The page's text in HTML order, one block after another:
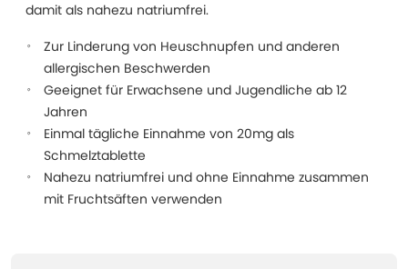
damit als nahezu natriumfrei.
Zur Linderung von Heuschnupfen und anderen
allergischen Beschwerden
Geeignet für Erwachsene und Jugendliche ab 12
Jahren
Einmal tägliche Einnahme von 20mg als
Schmelztablette
Nahezu natriumfrei und ohne Einnahme zusammen
mit Fruchtsäften verwenden